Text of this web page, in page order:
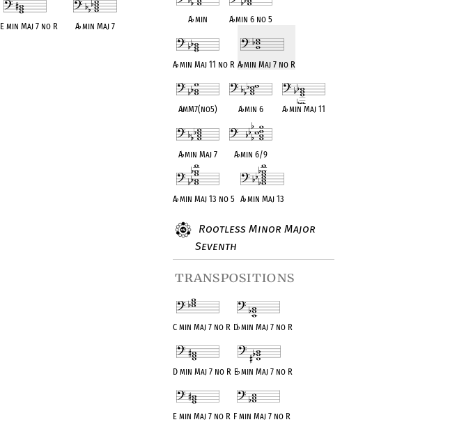
A♭min A♭min 6 no 5
A♭min Maj 11 no R A♭min Maj 7 no R
A♭mM7(no5) A♭min 6 A♭min Maj 11
A♭min Maj 7 A♭min 6/9
A♭min Maj 13 no 5 A♭min Maj 13
Rootless Minor Major
Seventh
transpositions
C min Maj 7 no R D♭min Maj 7 no R
D min Maj 7 no R E♭min Maj 7 no R
E min Maj 7 no R F min Maj 7 no R
E min Maj 7 no R A♭min Maj 7